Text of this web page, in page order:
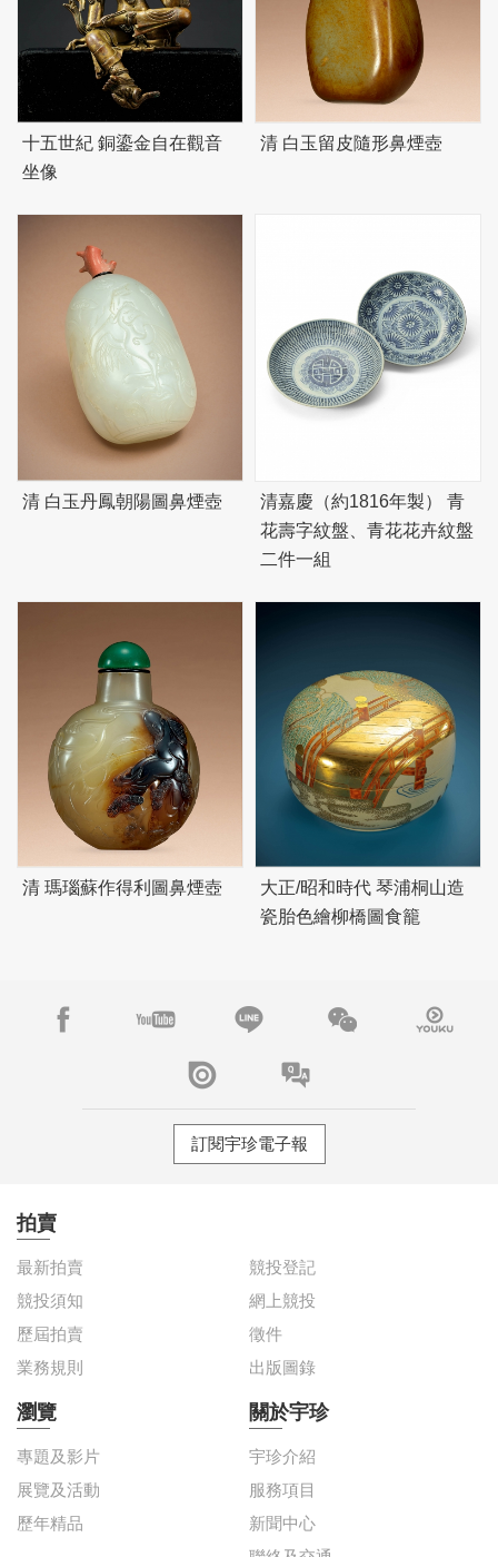
十五世紀 銅鎏金自在觀音
坐像
清 白玉留皮隨形鼻煙壺
清 白玉丹鳳朝陽圖鼻煙壺
清嘉慶（約1816年製） 青
花壽字紋盤、青花花卉紋盤
二件一組
清 瑪瑙蘇作得利圖鼻煙壺
大正/昭和時代 琴浦桐山造
瓷胎色繪柳橋圖食籠
訂閱宇珍電子報
拍賣
最新拍賣
競投登記
競投須知
網上競投
歷屆拍賣
徵件
業務規則
出版圖錄
瀏覽
專題及影片
展覽及活動
歷年精品
關於宇珍
宇珍介紹
服務項目
新聞中心